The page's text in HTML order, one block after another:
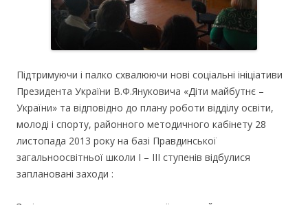
Підтримуючи і палко схвалюючи нові соціальні ініціативи
Президента України В.Ф.Януковича «Діти майбутнє –
України» та відповідно до плану роботи відділу освіти,
молоді і спорту, районного методичного кабінету 28
листопада 2013 року на базі Правдинської
загальноосвітньої школи І – ІІІ ступенів відбулися
заплановані заходи :